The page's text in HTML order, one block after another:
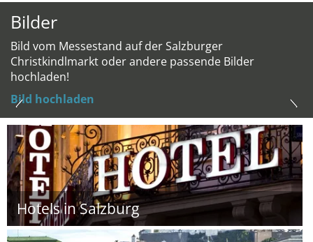
Bilder
Bild vom Messestand auf der Salzburger
Christkindlmarkt oder andere passende Bilder
hochladen!
Bild hochladen
Hotels in Salzburg